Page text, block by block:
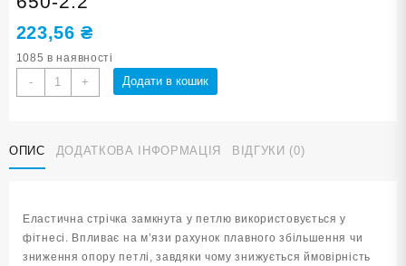
223,56₴
1085 в наявності
-
Еспандер-
петля
№
7
+ Додати в кошик
ОПИС ДОДАТКОВА ІНФОРМАЦІЯ ВІДГУКИ (0)
Еластична стрічка замкнута у петлю використовується у
фітнесі. Впливає на м’язи рахунок плавного збільшення чи
зниження опору петлі, завдяки чому знижується ймовірність